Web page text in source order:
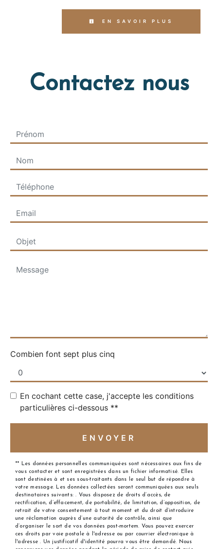
EN SAVOIR PLUS
Contactez nous
Combien font sept plus cinq
En cochant cette case, j'accepte les conditions
particulières ci-dessous **
ENVOYER
** Les données personnelles communiquées sont nécessaires aux fins de
vous contacter et sont enregistrées dans un fichier informatisé. Elles
sont destinées à et ses sous-traitants dans le seul but de répondre à
votre message. Les données collectées seront communiquées aux seuls
destinataires suivants: . Vous disposez de droits d’accès, de
rectification, d’effacement, de portabilité, de limitation, d’opposition, de
retrait de votre consentement à tout moment et du droit d’introduire
une réclamation auprès d’une autorité de contrôle, ainsi que
d’organiser le sort de vos données post-mortem. Vous pouvez exercer
ces droits par voie postale à l'adresse ou par courrier électronique à
l'adresse . Un justificatif d'identité pourra vous être demandé. Nous